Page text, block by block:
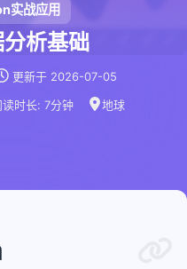
实战应用
析基础
更新于 2026-07-05
读时长: 7分钟 地球